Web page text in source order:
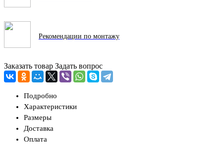
Рекомендации по монтажу
Заказать товар Задать вопрос
Подробно
Характеристики
Размеры
Доставка
Оплата